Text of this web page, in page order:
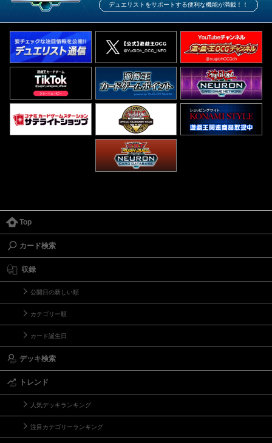
デュエリストをサポートする便利な機能が満載！！
Top
カード検索
収録
公開日の新しい順
カテゴリー順
カード誕生日
デッキ検索
トレンド
人気デッキランキング
注目カテゴリーランキング